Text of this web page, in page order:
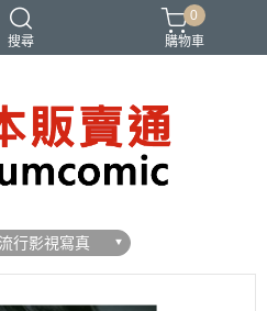
搜尋
刀劍亂舞 妮姬
0
購物車
流行影視寫真